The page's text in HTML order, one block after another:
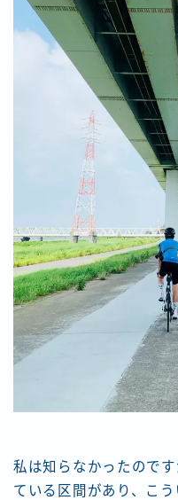
私は知らなかったので
ている区間があり、こ